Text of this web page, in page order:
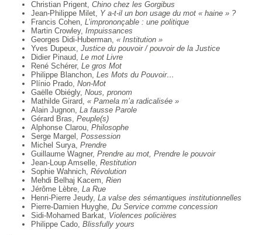
Christian Prigent, Chino chez les Gorgibus
Jean-Philippe Milet, Y a-t-il un bon usage du mot « haine » ?
Francis Cohen, L’imprononçable : une politique
Martin Crowley, Impuissances
Georges Didi-Huberman, « Institution »
Yves Dupeux, Justice du pouvoir / pouvoir de la Justice
Didier Pinaud, Le mot Livre
René Schérer, Le gros Mot
Philippe Blanchon, Les Mots du Pouvoir…
Plínio Prado, Non-Mot
Gaëlle Obiégly, Nous, pronom
Mathilde Girard, « Pamela m’a radicalisée »
Alain Jugnon, La fausse Parole
Gérard Bras, Peuple(s)
Alphonse Clarou, Philosophe
Serge Margel, Possession
Michel Surya, Prendre
Guillaume Wagner, Prendre au mot, Prendre le pouvoir
Jean-Loup Amselle, Restitution
Sophie Wahnich, Révolution
Mehdi Belhaj Kacem, Rien
Jérôme Lèbre, La Rue
Henri-Pierre Jeudy, La valse des sémantiques institutionnelles
Pierre-Damien Huyghe, Du Service comme concession
Sidi-Mohamed Barkat, Violences policières
Philippe Cado, Blissfully yours